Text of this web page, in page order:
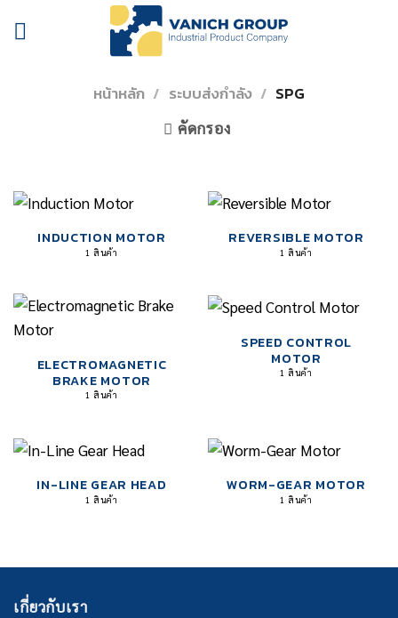
หน้าหลัก / ระบบส่งกำลัง / SPG
คัดกรอง
INDUCTION MOTOR
1 สินค้า
REVERSIBLE MOTOR
1 สินค้า
ELECTROMAGNETIC
BRAKE MOTOR
1 สินค้า
SPEED CONTROL
MOTOR
1 สินค้า
IN-LINE GEAR HEAD
1 สินค้า
WORM-GEAR MOTOR
1 สินค้า
เกี่ยวกับเรา